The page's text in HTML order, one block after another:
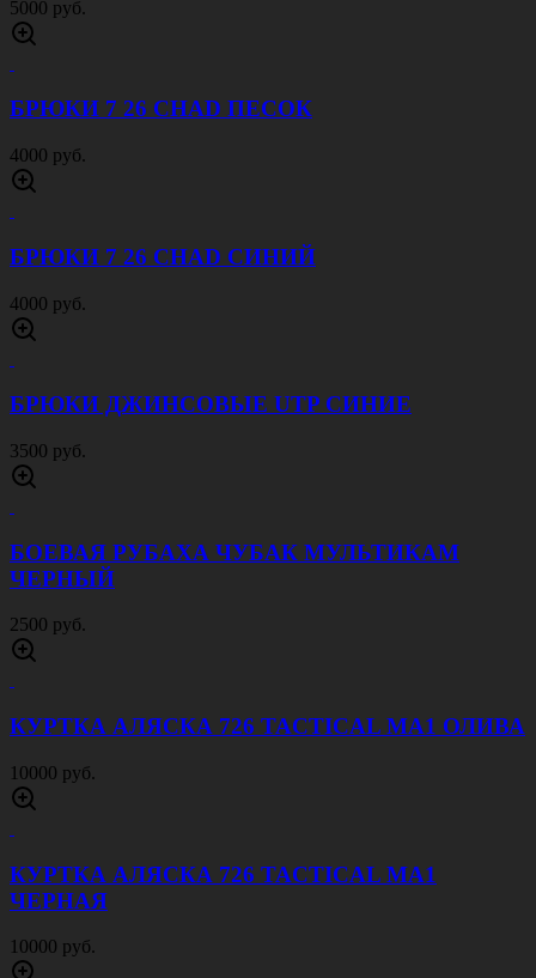
5000 руб.
БРЮКИ 7 26 CHAD ПЕСОК
4000 руб.
БРЮКИ 7 26 CHAD СИНИЙ
4000 руб.
БРЮКИ ДЖИНСОВЫЕ UTP СИНИЕ
3500 руб.
БОЕВАЯ РУБАХА ЧУБАК МУЛЬТИКАМ
ЧЕРНЫЙ
2500 руб.
КУРТКА АЛЯСКА 726 TACTICAL MA1 ОЛИВА
10000 руб.
КУРТКА АЛЯСКА 726 TACTICAL MA1
ЧЕРНАЯ
10000 руб.